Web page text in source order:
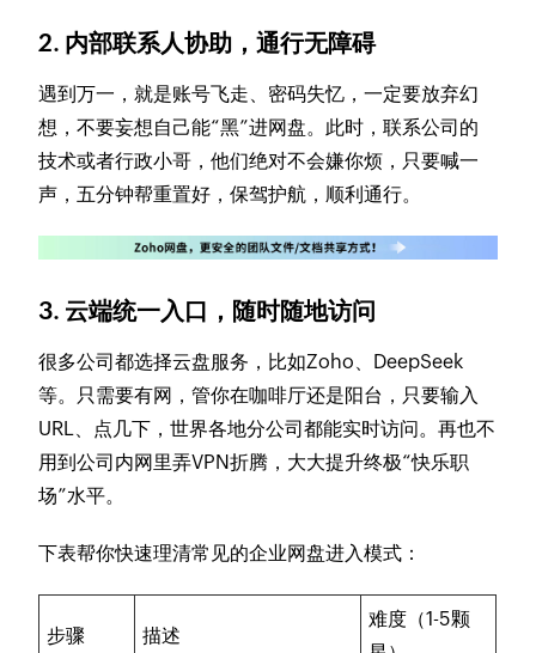
2. 内部联系人协助，通行无障碍
遇到万一，就是账号飞走、密码失忆，一定要放弃幻
想，不要妄想自己能“黑”进网盘。此时，联系公司的
技术或者行政小哥，他们绝对不会嫌你烦，只要喊一
声，五分钟帮重置好，保驾护航，顺利通行。
3. 云端统一入口，随时随地访问
很多公司都选择云盘服务，比如Zoho、DeepSeek
等。只需要有网，管你在咖啡厅还是阳台，只要输入
URL、点几下，世界各地分公司都能实时访问。再也不
用到公司内网里弄VPN折腾，大大提升终极“快乐职
场”水平。
下表帮你快速理清常见的企业网盘进入模式：
步骤 描述
难度（1-5颗